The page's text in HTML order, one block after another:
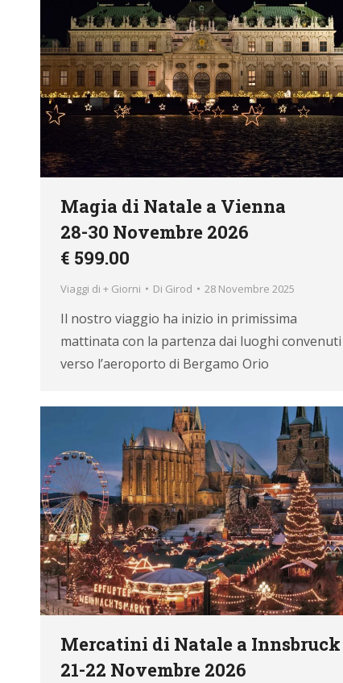
Magia di Natale a Vienna
28-30 Novembre 2026
€ 599.00
Viaggi di + Giorni Di Girod 28 Novembre 2025
Il nostro viaggio ha inizio in primissima
mattinata con la partenza dai luoghi convenuti
verso l’aeroporto di Bergamo Orio
Mercatini di Natale a Innsbruck
21-22 Novembre 2026
Nome: